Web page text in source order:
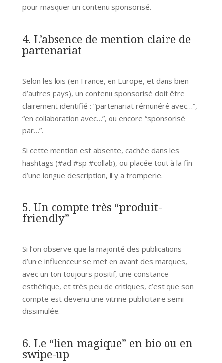
pour masquer un contenu sponsorisé.
4. L’absence de mention claire de
partenariat
Selon les lois (en France, en Europe, et dans bien
d’autres pays), un contenu sponsorisé doit être
clairement identifié : “partenariat rémunéré avec…”,
“en collaboration avec…”, ou encore “sponsorisé
par…”.
Si cette mention est absente, cachée dans les
hashtags (#ad #sp #collab), ou placée tout à la fin
d’une longue description, il y a tromperie.
5. Un compte très “produit-
friendly”
Si l’on observe que la majorité des publications
d’un·e influenceur·se met en avant des marques,
avec un ton toujours positif, une constance
esthétique, et très peu de critiques, c’est que son
compte est devenu une vitrine publicitaire semi-
dissimulée.
6. Le “lien magique” en bio ou en
swipe-up